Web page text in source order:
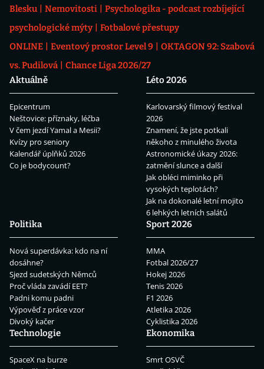
Blesku
Nemovitosti
Psychologika - podcast rozbíjející
psychologické mýty
Fotbalové přestupy
ONLINE
Eventový prostor Level 9
OKTAGON 92: Szabová
vs. Pudilová
Chance Liga 2026/27
Aktuálně
Epicentrum
Neštovice: příznaky, léčba
V čem jezdí Yamal a Mesii?
Kvízy pro seniory
Kalendář úplňků 2026
Co je bodycount?
Léto 2026
Karlovarský filmový festival
2026
Znamení, že jste potkali
někoho z minulého života
Astronomické úkazy 2026:
zatmění slunce a další
Jak obléci miminko při
vysokých teplotách?
Jak na dokonalé letní mojito
6 lehkých letních salátů
Politika
Nová superdávka: kdo na ní
dosáhne?
Sjezd sudetských Němců
Proč vláda zavádí EET?
Padni komu padni
Výpověď z práce vzor
Divoký kačer
Sport 2026
MMA
Fotbal 2026/27
Hokej 2026
Tenis 2026
F1 2026
Atletika 2026
Cyklistika 2026
Technologie
SpaceX na burze
Ekonomika
Smrt OSVČ